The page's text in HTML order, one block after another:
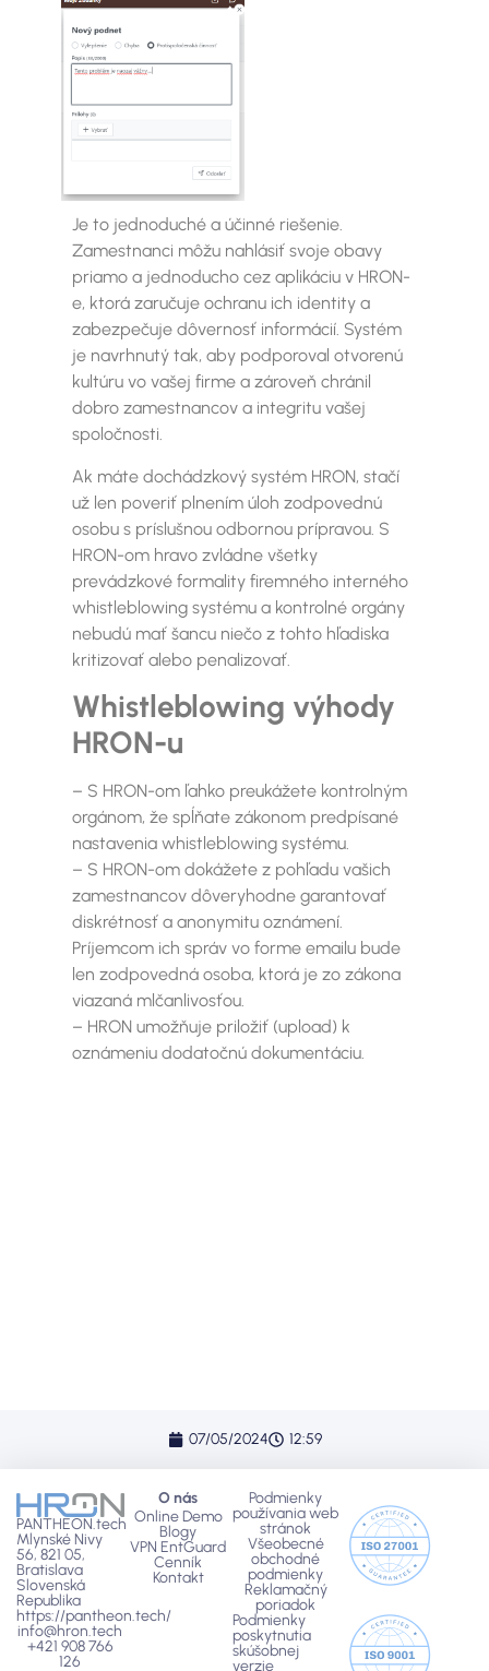
Je to jednoduché a účinné riešenie.
Zamestnanci môžu nahlásiť svoje obavy
priamo a jednoducho cez aplikáciu v HRON-
e, ktorá zaručuje ochranu ich identity a
zabezpečuje dôvernosť informácií. Systém
je navrhnutý tak, aby podporoval otvorenú
kultúru vo vašej firme a zároveň chránil
dobro zamestnancov a integritu vašej
spoločnosti.
Ak máte dochádzkový systém HRON, stačí
už len poveriť plnením úloh zodpovednú
osobu s príslušnou odbornou prípravou. S
HRON-om hravo zvládne všetky
prevádzkové formality firemného interného
whistleblowing systému a kontrolné orgány
nebudú mať šancu niečo z tohto hľadiska
kritizovať alebo penalizovať.
Whistleblowing výhody
HRON-u
– S HRON-om ľahko preukážete kontrolným
orgánom, že spĺňate zákonom predpísané
nastavenia whistleblowing systému.
– S HRON-om dokážete z pohľadu vašich
zamestnancov dôveryhodne garantovať
diskrétnosť a anonymitu oznámení.
Príjemcom ich správ vo forme emailu bude
len zodpovedná osoba, ktorá je zo zákona
viazaná mlčanlivosťou.
– HRON umožňuje priložiť (upload) k
oznámeniu dodatočnú dokumentáciu.
07/05/2024 12:59
PANTHEON.tech
Mlynské Nivy
56, 821 05,
Bratislava
Slovenská
Republika
https://pantheon.tech/
info@hron.tech
+421 908 766
126
O nás
Online Demo
Blogy
VPN EntGuard
Cenník
Kontakt
Podmienky
používania web
stránok
Všeobecné
obchodné
podmienky
Reklamačný
poriadok
Podmienky
poskytnutia
skúšobnej
verzie